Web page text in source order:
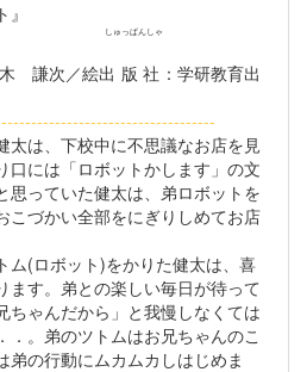
謙次／絵出版社
しゅっぱんしゃ
：学研教育出
は、下校中に不思議なお店を見
口には「ロボットかします」の文
思っていた健太は、弟ロボットを
こづかい全部をにぎりしめてお店
ム(ロボット)をかりた健太は、喜
ます。弟との楽しい毎日が待って
ちゃんだから」と我慢しなくては
．。弟のツトムはお兄ちゃんのこ
弟の行動にムカムカしはじめま